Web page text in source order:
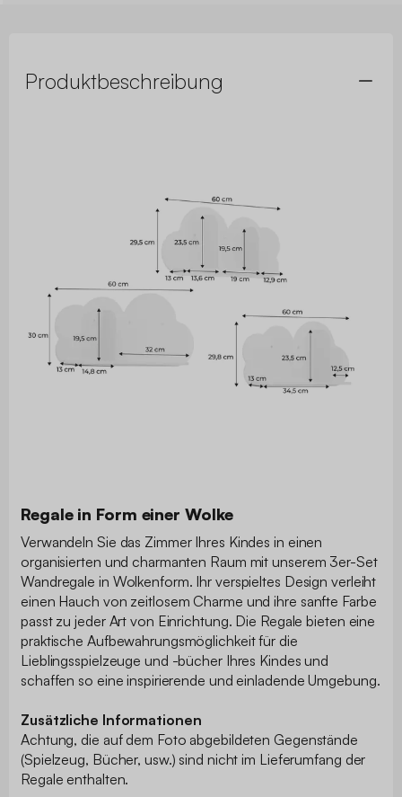
Produktbeschreibung
Regale in Form einer Wolke
Verwandeln Sie das Zimmer Ihres Kindes in einen
organisierten und charmanten Raum mit unserem 3er-Set
Wandregale in Wolkenform. Ihr verspieltes Design verleiht
einen Hauch von zeitlosem Charme und ihre sanfte Farbe
passt zu jeder Art von Einrichtung. Die Regale bieten eine
praktische Aufbewahrungsmöglichkeit für die
Lieblingsspielzeuge und -bücher Ihres Kindes und
schaffen so eine inspirierende und einladende Umgebung.
Zusätzliche Informationen
Achtung, die auf dem Foto abgebildeten Gegenstände
(Spielzeug, Bücher, usw.) sind nicht im Lieferumfang der
Regale enthalten.